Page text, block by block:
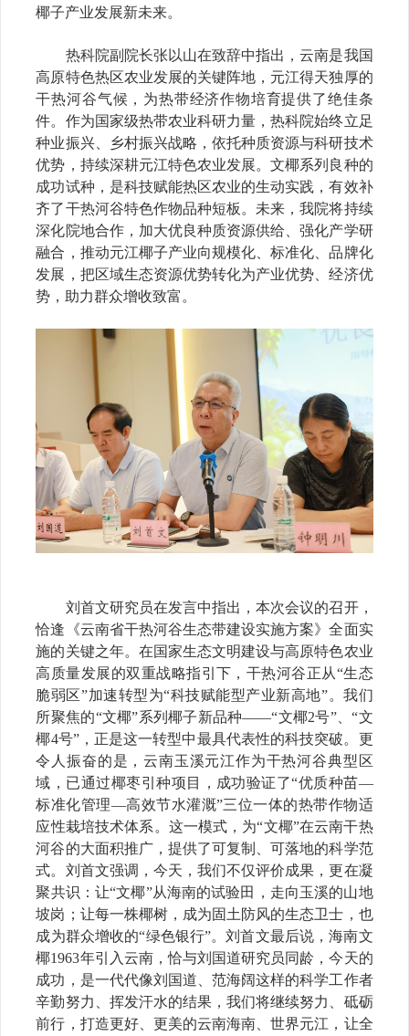
椰子产业发展新未来。
热科院副院长张以山在致辞中指出，云南是我国
高原特色热区农业发展的关键阵地，元江得天独厚的
干热河谷气候，为热带经济作物培育提供了绝佳条
件。作为国家级热带农业科研力量，热科院始终立足
种业振兴、乡村振兴战略，依托种质资源与科研技术
优势，持续深耕元江特色农业发展。文椰系列良种的
成功试种，是科技赋能热区农业的生动实践，有效补
齐了干热河谷特色作物品种短板。未来，我院将持续
深化院地合作，加大优良种质资源供给、强化产学研
融合，推动元江椰子产业向规模化、标准化、品牌化
发展，把区域生态资源优势转化为产业优势、经济优
势，助力群众增收致富。
刘首文研究员在发言中指出，本次会议的召开，
恰逢《云南省干热河谷生态带建设实施方案》全面实
施的关键之年。在国家生态文明建设与高原特色农业
高质量发展的双重战略指引下，干热河谷正从“生态
脆弱区”加速转型为“科技赋能型产业新高地”。我们
所聚焦的“文椰”系列椰子新品种——“文椰2号”、“文
椰4号”，正是这一转型中最具代表性的科技突破。更
令人振奋的是，云南玉溪元江作为干热河谷典型区
域，已通过椰枣引种项目，成功验证了“优质种苗—
标准化管理—高效节水灌溉”三位一体的热带作物适
应性栽培技术体系。这一模式，为“文椰”在云南干热
河谷的大面积推广，提供了可复制、可落地的科学范
式。刘首文强调，今天，我们不仅评价成果，更在凝
聚共识：让“文椰”从海南的试验田，走向玉溪的山地
坡岗；让每一株椰树，成为固土防风的生态卫士，也
成为群众增收的“绿色银行”。刘首文最后说，海南文
椰1963年引入云南，恰与刘国道研究员同龄，今天的
成功，是一代代像刘国道、范海阔这样的科学工作者
辛勤努力、挥发汗水的结果，我们将继续努力、砥砺
前行，打造更好、更美的云南海南、世界元江，让全